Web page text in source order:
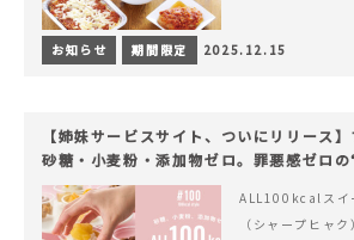
お知らせ 期間限定 2025.12.15
【姉妹サービスサイト、ついにリリース
砂糖・小麦粉・添加物ゼロ。罪悪感ゼロ
ツ”『#100（シャープ100）』
ALL100kcalスイ
（シャープヒャ